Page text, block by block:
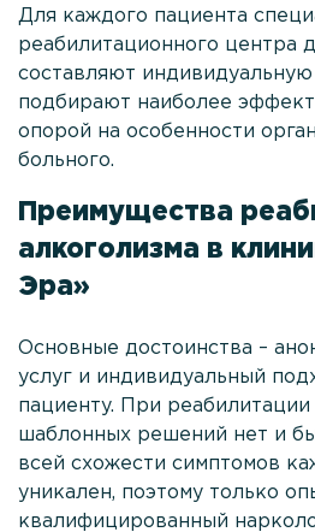
Для каждого пациента
реабилитационного центра
составляют индивидуальную
подбирают наиболее
опорой на особенности
больного.
Преимущества
алкоголизма в
Эра»
Основные достоинства –
услуг и индивидуальный
пациенту. При реабилитации
шаблонных решений нет и
всей схожести симптомов
уникален, поэтому только
квалифицированный